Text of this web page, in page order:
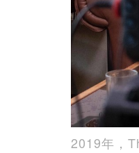
2019年，